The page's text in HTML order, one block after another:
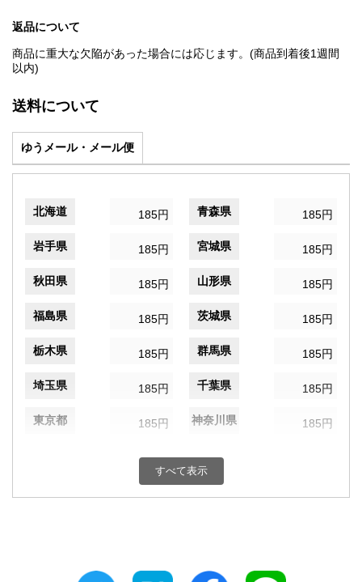
返品について
商品に重大な欠陥があった場合には応じます。(商品到着後1週間
以内)
送料について
ゆうメール・メール便
北海道 185円 青森県 185円
岩手県 185円 宮城県 185円
秋田県 185円 山形県 185円
福島県 185円 茨城県 185円
栃木県 185円 群馬県 185円
埼玉県 185円 千葉県 185円
東京都 185円 神奈川県 185円
185円 富山県
すべて表示